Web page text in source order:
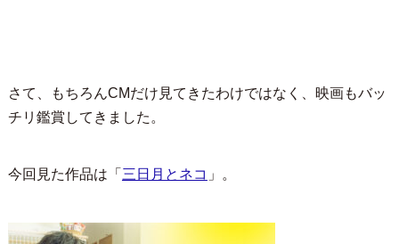
さて、もちろんCMだけ見てきたわけではなく、映画もバッ
チリ鑑賞してきました。
今回見た作品は「 三日月とネコ 」。